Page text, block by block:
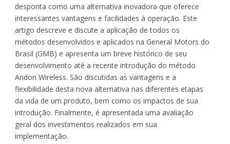
desponta como uma alternativa inovadora que oferece
interessantes vantagens e facilidades à operação. Este
artigo descreve e discute a aplicação de todos os
métodos desenvolvidos e aplicados na General Motors do
Brasil (GMB) e apresenta um breve histórico de seu
desenvolvimento até a recente introdução do método
Andon Wireless. São discutidas as vantagens e a
flexibilidade desta nova alternativa nas diferentes etapas
da vida de um produto, bem como os impactos de sua
introdução. Finalmente, é apresentada uma avaliação
geral dos investimentos realizados em sua
implementação.